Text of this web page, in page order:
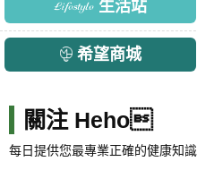
生活站
希望商城
關注 Heho
每日提供您最專業正確的健康知識